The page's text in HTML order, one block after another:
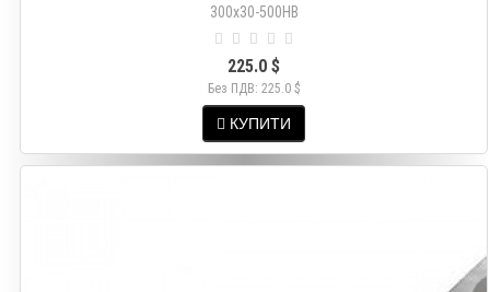
300x30-500HB
225.0 $
Без ПДВ: 225.0 $
КУПИТИ